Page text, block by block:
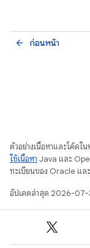
ก่อนหน้า
arrow_back
ตัวอย่างเนื้อหาและโค้ดใ
ใช้เนื้อหา Java และ
ทะเบียนของ Oracle แล
อัปเดตล่าสุด 2026-07-